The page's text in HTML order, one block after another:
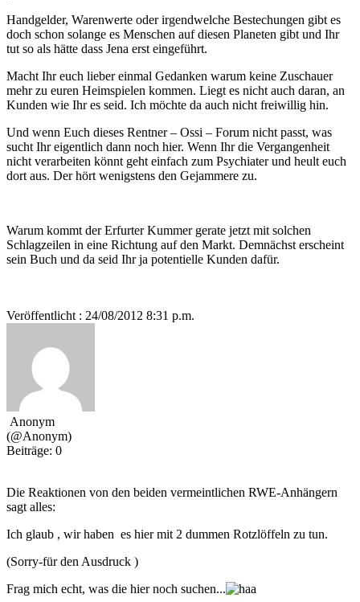
Handgelder, Warenwerte oder irgendwelche Bestechungen gibt es
doch schon solange es Menschen auf diesen Planeten gibt und Ihr
tut so als hätte dass Jena erst eingeführt.
Macht Ihr euch lieber einmal Gedanken warum keine Zuschauer
mehr zu euren Heimspielen kommen. Liegt es nicht auch daran, an
Kunden wie Ihr es seid. Ich möchte da auch nicht freiwillig hin.
Und wenn Euch dieses Rentner – Ossi – Forum nicht passt, was
sucht Ihr eigentlich dann noch hier. Wenn Ihr die Vergangenheit
nicht verarbeiten könnt geht einfach zum Psychiater und heult euch
dort aus. Der hört wenigstens den Gejammere zu.
Warum kommt der Erfurter Kummer gerate jetzt mit solchen
Schlagzeilen in eine Richtung auf den Markt. Demnächst erscheint
sein Buch und da seid Ihr ja potentielle Kunden dafür.
Veröffentlicht : 24/08/2012 8:31 p.m.
Anonym
(@Anonym)
Beiträge: 0
Die Reaktionen von den beiden vermeintlichen RWE-Anhängern
sagt alles:
Ich glaub , wir haben es hier mit 2 dummen Rotzlöffeln zu tun.
(Sorry-für den Ausdruck )
Frag mich echt, was die hier noch suchen...